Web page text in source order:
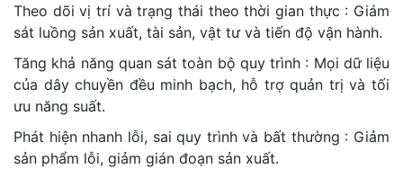
Theo dõi vị trí và trạng thái theo thời gian thực : Giám
sát luồng sản xuất, tài sản, vật tư và tiến độ vận hành.
Tăng khả năng quan sát toàn bộ quy trình : Mọi dữ liệu
của dây chuyền đều minh bạch, hỗ trợ quản trị và tối
ưu năng suất.
Phát hiện nhanh lỗi, sai quy trình và bất thường : Giảm
sản phẩm lỗi, giảm gián đoạn sản xuất.